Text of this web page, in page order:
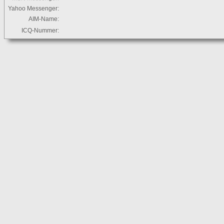
Yahoo Messenger:
AIM-Name:
ICQ-Nummer: